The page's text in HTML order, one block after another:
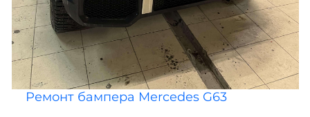
Ремонт бампера Mercedes G63